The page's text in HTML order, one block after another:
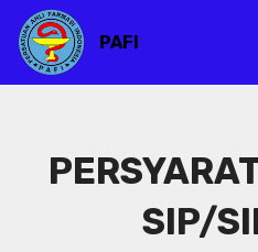
PAFI
SIP/